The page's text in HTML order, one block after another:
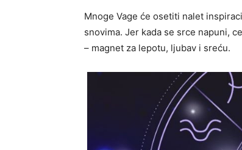
Mnoge Vage će osetiti nalet
snovima. Jer kada se srce napuni,
– magnet za lepotu, ljubav i sreću.